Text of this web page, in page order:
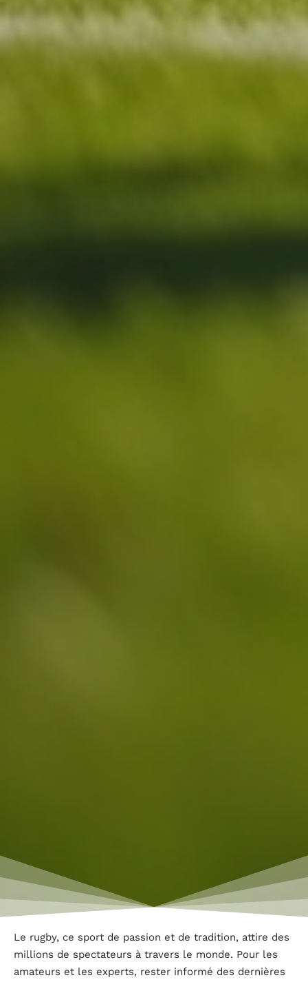
Le rugby, ce sport de passion et de tradition, attire des
millions de spectateurs à travers le monde. Pour les
amateurs et les experts, rester informé des dernières